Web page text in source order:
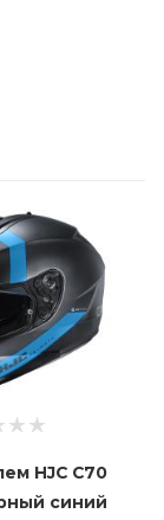
HJC C70
синий